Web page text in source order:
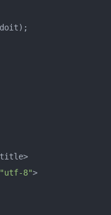
"utf-8">